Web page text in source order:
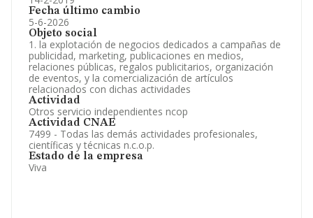
Fecha último cambio
5-6-2026
Objeto social
1. la explotación de negocios dedicados a campañas de
publicidad, marketing, publicaciones en medios,
relaciones públicas, regalos publicitarios, organización
de eventos, y la comercialización de artículos
relacionados con dichas actividades
Actividad
Otros servicio independientes ncop
Actividad CNAE
7499 - Todas las demás actividades profesionales,
científicas y técnicas n.c.o.p.
Estado de la empresa
Viva